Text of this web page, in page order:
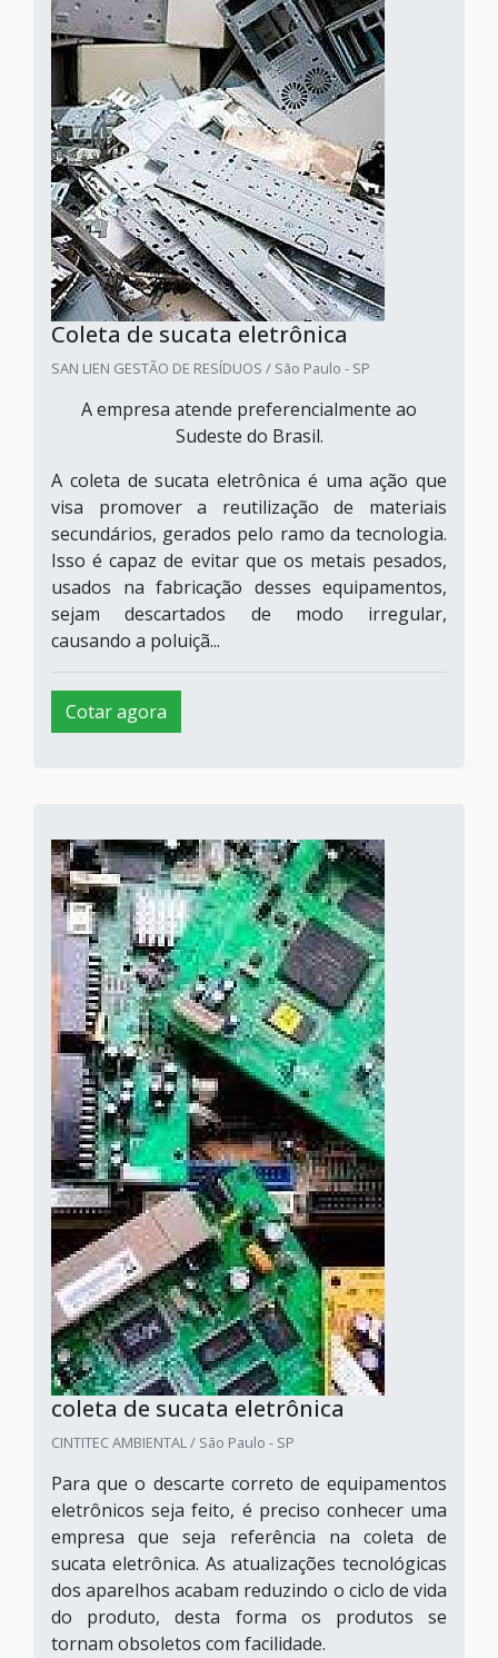
Coleta de sucata eletrônica
SAN LIEN GESTÃO DE RESÍDUOS / São Paulo - SP
A empresa atende preferencialmente ao
Sudeste do Brasil.
A coleta de sucata eletrônica é uma ação que
visa promover a reutilização de materiais
secundários, gerados pelo ramo da tecnologia.
Isso é capaz de evitar que os metais pesados,
usados na fabricação desses equipamentos,
sejam descartados de modo irregular,
causando a poluiçã...
Cotar agora
coleta de sucata eletrônica
CINTITEC AMBIENTAL / São Paulo - SP
Para que o descarte correto de equipamentos
eletrônicos seja feito, é preciso conhecer uma
empresa que seja referência na coleta de
sucata eletrônica. As atualizações tecnológicas
dos aparelhos acabam reduzindo o ciclo de vida
do produto, desta forma os produtos se
tornam obsoletos com facilidade.